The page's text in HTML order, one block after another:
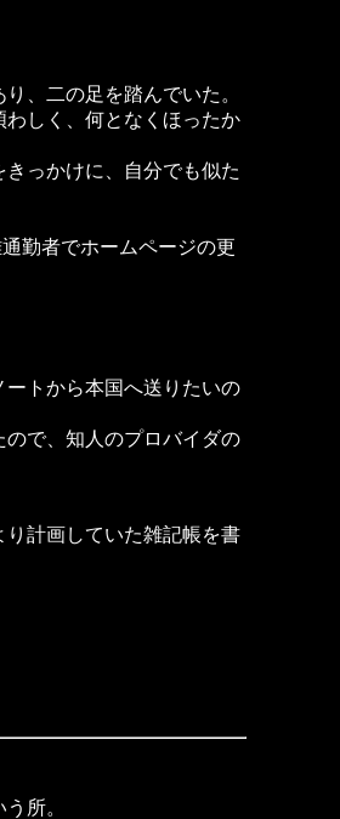
、二の足を踏んでいた。
しく、何となくほったか
っかけに、自分でも似た
勤者でホームページの更
トから本国へ送りたいの
で、知人のプロバイダの
計画していた雑記帳を書
所。